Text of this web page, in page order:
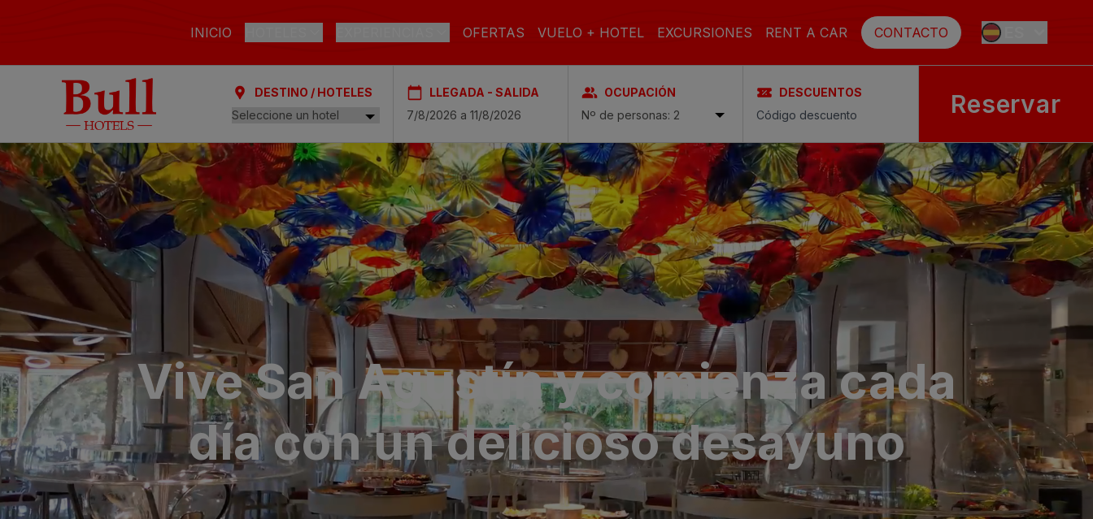
INICIO
LAS PALMAS DE GRAN CANARIA
Bull Astoria
Bull Reina Isabel & Spa
ARGUINEGUÍN
Bull Dorado Beach & Spa
PLAYA DEL INGLÉS
Bull Eugenia Victoria & Spa
Bull Vital Suites & Spa
Bull Escorial & Spa
Bull Boutique Casas Carmen
SAN AGUSTÍN
Bull Costa Canaria & Spa
PUERTO RICO
Sunset Suites by Bull
PLAYA SPA CIUDAD
TODO
INCLUIDO
SOLO
ADULTOS
FAMILIAS
OFERTAS VUELO + HOTEL EXCURSIONES RENT A CAR CONTACTO
FR
DE
SE
DESTINO / HOTELES LLEGADA - SALIDA
OCUPACIÓN
Nº de personas: 2
DESCUENTOS Reservar
Vive San Agustín y comienza cada
día con un delicioso desayuno